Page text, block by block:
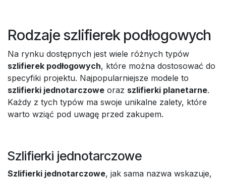
Rodzaje szlifierek podłogowych
Na rynku dostępnych jest wiele różnych typów
szlifierek podłogowych, które można dostosować do
specyfiki projektu. Najpopularniejsze modele to
szlifierki jednotarczowe oraz szlifierki planetarne.
Każdy z tych typów ma swoje unikalne zalety, które
warto wziąć pod uwagę przed zakupem.
Szlifierki jednotarczowe
Szlifierki jednotarczowe, jak sama nazwa wskazuje,